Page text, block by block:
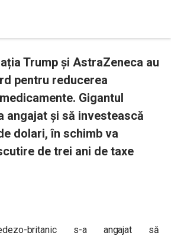
Trump și AstraZeneca au
pentru reducerea
Gigantul
angajat și să investească
dolari, în schimb va
de trei ani de taxe
britanic s-a angajat să